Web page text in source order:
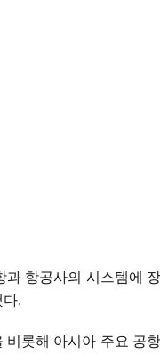
과 항공사의 시스템에
다.
비롯해 아시아 주요 공